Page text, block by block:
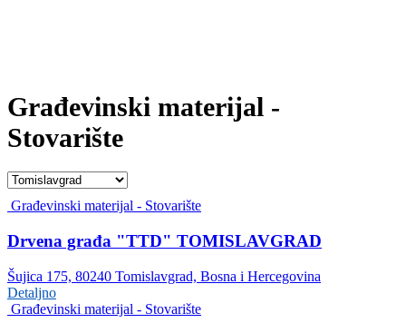
Građevinski materijal -
Stovarište
Građevinski materijal - Stovarište
Drvena građa "TTD" TOMISLAVGRAD
Šujica 175, 80240 Tomislavgrad, Bosna i Hercegovina
Detaljno
Građevinski materijal - Stovarište